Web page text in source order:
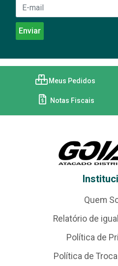
Meus Pedidos
Notas Fiscais
Quem
Relatório de
Política de
Política de